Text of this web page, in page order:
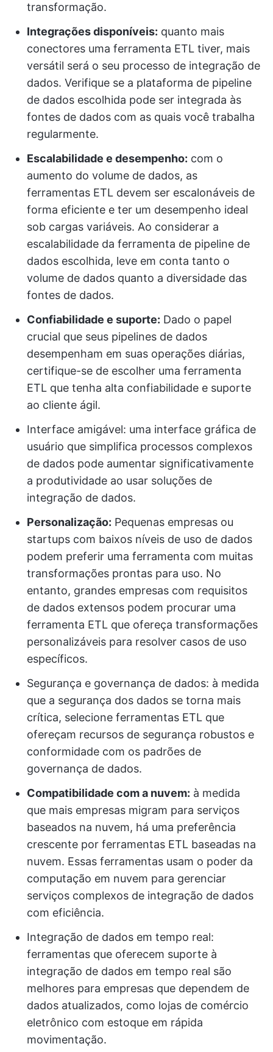
transformação.
Integrações disponíveis: quanto mais
conectores uma ferramenta ETL tiver, mais
versátil será o seu processo de integração de
dados. Verifique se a plataforma de pipeline
de dados escolhida pode ser integrada às
fontes de dados com as quais você trabalha
regularmente.
Escalabilidade e desempenho: com o
aumento do volume de dados, as
ferramentas ETL devem ser escalonáveis de
forma eficiente e ter um desempenho ideal
sob cargas variáveis. Ao considerar a
escalabilidade da ferramenta de pipeline de
dados escolhida, leve em conta tanto o
volume de dados quanto a diversidade das
fontes de dados.
Confiabilidade e suporte: Dado o papel
crucial que seus pipelines de dados
desempenham em suas operações diárias,
certifique-se de escolher uma ferramenta
ETL que tenha alta confiabilidade e suporte
ao cliente ágil.
Interface amigável: uma interface gráfica de
usuário que simplifica processos complexos
de dados pode aumentar significativamente
a produtividade ao usar soluções de
integração de dados.
Personalização: Pequenas empresas ou
startups com baixos níveis de uso de dados
podem preferir uma ferramenta com muitas
transformações prontas para uso. No
entanto, grandes empresas com requisitos
de dados extensos podem procurar uma
ferramenta ETL que ofereça transformações
personalizáveis para resolver casos de uso
específicos.
Segurança e governança de dados: à medida
que a segurança dos dados se torna mais
crítica, selecione ferramentas ETL que
ofereçam recursos de segurança robustos e
conformidade com os padrões de
governança de dados.
Compatibilidade com a nuvem: à medida
que mais empresas migram para serviços
baseados na nuvem, há uma preferência
crescente por ferramentas ETL baseadas na
nuvem. Essas ferramentas usam o poder da
computação em nuvem para gerenciar
serviços complexos de integração de dados
com eficiência.
Integração de dados em tempo real:
ferramentas que oferecem suporte à
integração de dados em tempo real são
melhores para empresas que dependem de
dados atualizados, como lojas de comércio
eletrônico com estoque em rápida
movimentação.